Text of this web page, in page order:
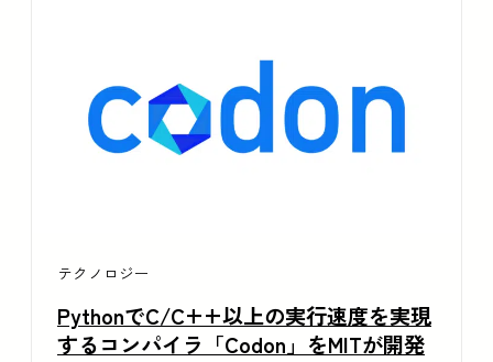
テクノロジー
PythonでC/C++以上の実行速度を実現
するコンパイラ「Codon」をMITが開発